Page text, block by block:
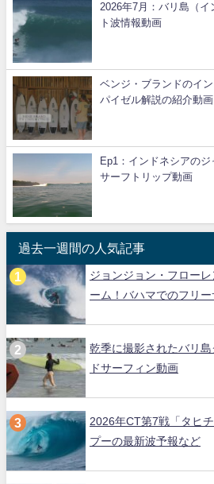
2026年7月：バリ島（
ト波情報動画
ベンジ・ブランドのイ
パイゼル解説の紹介動画
Ep1：インドネシアの
サーフトリップ動画
過去一週間の人気記事
ジョンジョン・フロー
ーム！バハマでのフリ
乾季に撮影されたバリ
ドサーフィン動画
2026年CT第7戦「タヒ
プーの最新波予報など